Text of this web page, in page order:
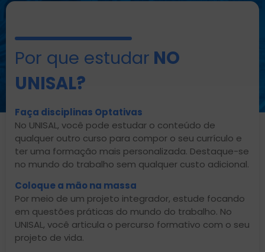
Por que estudar NO
UNISAL?
Faça disciplinas Optativas
No UNISAL, você pode estudar o conteúdo de
qualquer outro curso para compor o seu currículo e
ter uma formação mais personalizada. Destaque-se
no mundo do trabalho sem qualquer custo adicional.
Coloque a mão na massa
Por meio de um projeto integrador, estude focando
em questões práticas do mundo do trabalho. No
UNISAL, você articula o percurso formativo com o seu
projeto de vida.